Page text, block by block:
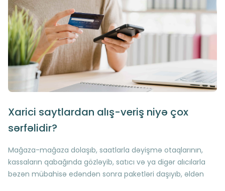
Xarici saytlardan alış-veriş niyə çox
sərfəlidir?
Mağaza-mağaza dolaşıb, saatlarla dəyişmə otaqlarının,
kassaların qabağında gözləyib, satıcı və ya digər alıcılarla
bəzən mübahisə edəndən sonra paketləri daşıyıb, əldən